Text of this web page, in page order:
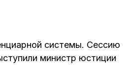
системы. Сессию
министр юстиции